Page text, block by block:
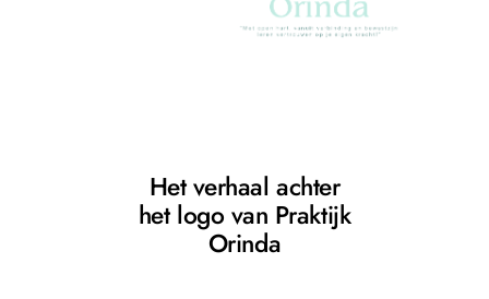
Het verhaal achter
het logo van Praktijk
Orinda